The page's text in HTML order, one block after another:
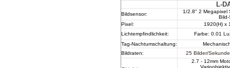
L-
Bildsensor: 1/2.8" 2 Megapixel
Pixel:
1920(H) x
Lichtempfindlichkeit:
Farbe: 0.01
Tag-Nachtumschaltung:
Bildraten:
25 Bilder/
2.7 - 12mm